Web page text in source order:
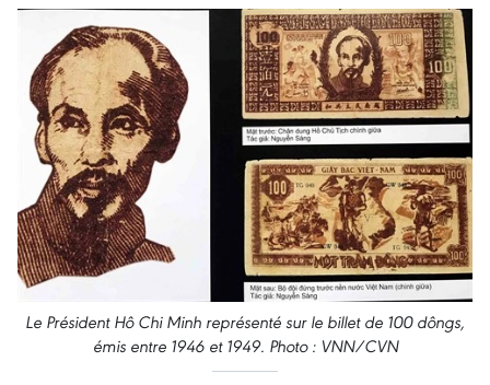
Le Président Hô Chi Minh représenté sur le billet de 100 dôngs,
émis entre 1946 et 1949. Photo : VNN/CVN